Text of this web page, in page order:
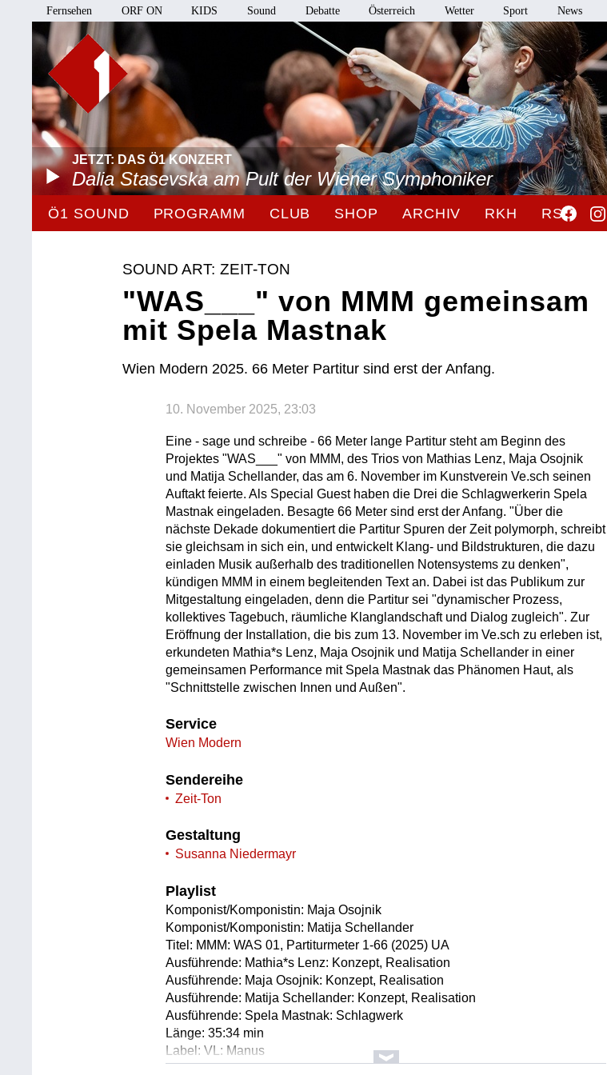
Fernsehen ORF ON KIDS Sound Debatte Österreich Wetter Sport News
JETZT: DAS Ö1 KONZERT
Dalia Stasevska am Pult der Wiener Symphoniker
Ö1 SOUND PROGRAMM CLUB SHOP ARCHIV RKH RSO
SOUND ART: ZEIT-TON
"WAS___" von MMM gemeinsam
mit Spela Mastnak
Wien Modern 2025. 66 Meter Partitur sind erst der Anfang.
10. November 2025, 23:03
Eine - sage und schreibe - 66 Meter lange Partitur steht am Beginn des
Projektes "WAS___" von MMM, des Trios von Mathias Lenz, Maja Osojnik
und Matija Schellander, das am 6. November im Kunstverein Ve.sch seinen
Auftakt feierte. Als Special Guest haben die Drei die Schlagwerkerin Spela
Mastnak eingeladen. Besagte 66 Meter sind erst der Anfang. "Über die
nächste Dekade dokumentiert die Partitur Spuren der Zeit polymorph, schreibt
sie gleichsam in sich ein, und entwickelt Klang- und Bildstrukturen, die dazu
einladen Musik außerhalb des traditionellen Notensystems zu denken",
kündigen MMM in einem begleitenden Text an. Dabei ist das Publikum zur
Mitgestaltung eingeladen, denn die Partitur sei "dynamischer Prozess,
kollektives Tagebuch, räumliche Klanglandschaft und Dialog zugleich". Zur
Eröffnung der Installation, die bis zum 13. November im Ve.sch zu erleben ist,
erkundeten Mathia*s Lenz, Maja Osojnik und Matija Schellander in einer
gemeinsamen Performance mit Spela Mastnak das Phänomen Haut, als
"Schnittstelle zwischen Innen und Außen".
Service
Wien Modern
Sendereihe
Zeit-Ton
Gestaltung
Susanna Niedermayr
Playlist
Komponist/Komponistin: Maja Osojnik
Komponist/Komponistin: Matija Schellander
Titel: MMM: WAS 01, Partiturmeter 1-66 (2025) UA
Ausführende: Mathia*s Lenz: Konzept, Realisation
Ausführende: Maja Osojnik: Konzept, Realisation
Ausführende: Matija Schellander: Konzept, Realisation
Ausführende: Spela Mastnak: Schlagwerk
Länge: 35:34 min
Label: VL: Manus